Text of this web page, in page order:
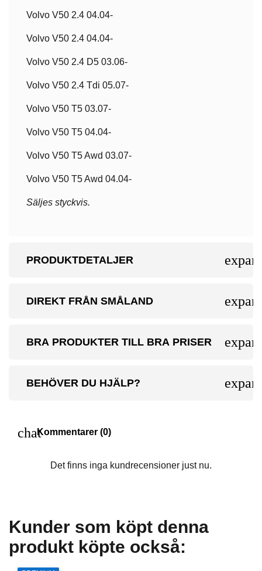
Volvo V50 2.4 04.04-
Volvo V50 2.4 04.04-
Volvo V50 2.4 D5 03.06-
Volvo V50 2.4 Tdi 05.07-
Volvo V50 T5 03.07-
Volvo V50 T5 04.04-
Volvo V50 T5 Awd 03.07-
Volvo V50 T5 Awd 04.04-
Säljes styckvis.
PRODUKTDETALJER
DIREKT FRÅN SMÅLAND
BRA PRODUKTER TILL BRA PRISER
BEHÖVER DU HJÄLP?
chatKommentarer (0)
Det finns inga kundrecensioner just nu.
Kunder som köpt denna
produkt köpte också: